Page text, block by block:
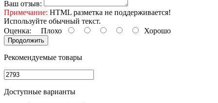
Ваш отзыв:
Примечание: HTML разметка не поддерживается!
Используйте обычный текст.
Оценка: Плохо Хорошо
Продолжить
Рекомендуемые товары
Доступные варианты